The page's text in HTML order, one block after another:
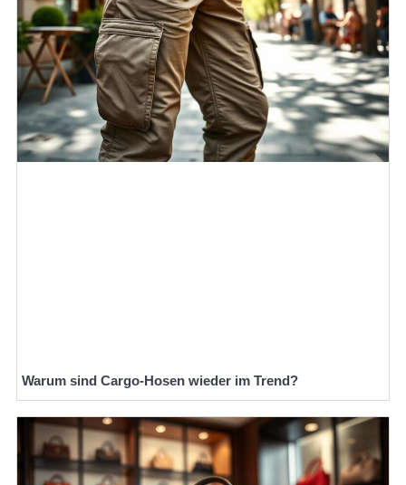
Warum sind Cargo-Hosen wieder im Trend?